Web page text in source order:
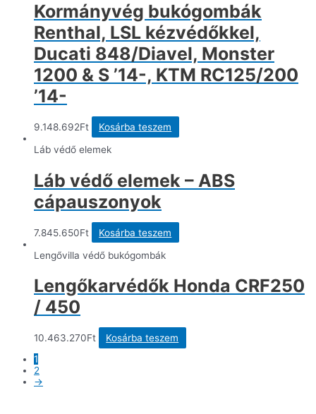
Kormányvég bukógombák
Renthal, LSL kézvédőkkel,
Ducati 848/Diavel, Monster
1200 & S ’14-, KTM RC125/200
’14-
9.148.692Ft
Kosárba teszem
Láb védő elemek
Láb védő elemek – ABS
cápauszonyok
7.845.650Ft
Kosárba teszem
Lengővilla védő bukógombák
Lengőkarvédők Honda CRF250
/ 450
10.463.270Ft
Kosárba teszem
1
2
→